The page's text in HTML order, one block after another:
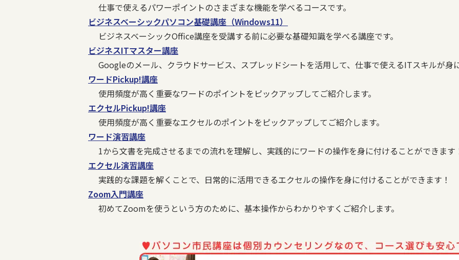
仕事で使えるパワーポイントのさまざまな機能を学べるコースです。
ビジネスベーシックパソコン基礎講座（Windows11）
ビジネスベーシックOffice講座を受講する前に必要な基礎知識を学べる講座です。
ビジネスITマスター講座
Googleのメール、クラウドサービス、スプレッドシートを活用して、仕事で使えるITスキルが身
ワードPickup!講座
使用頻度が高く重要なワードのポイントをピックアップしてご紹介します。
エクセルPickup!講座
使用頻度が高く重要なエクセルのポイントをピックアップしてご紹介します。
ワード演習講座
1から文書を完成させるまでの流れを理解し、実践的にワードの操作を身に付けることができます
エクセル演習講座
実践的な課題を解くことで、日常的に活用できるエクセルの操作を身に付けることができます！
Zoom入門講座
初めてZoomを使うという方のために、基本操作からわかりやすくご紹介します。